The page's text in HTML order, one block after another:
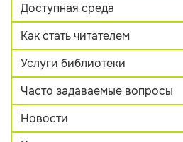
Доступная среда
Как стать читателем
Услуги библиотеки
Часто задаваемые вопросы
Новости